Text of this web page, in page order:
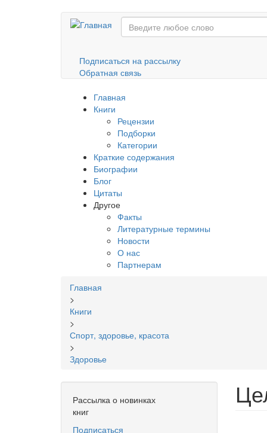
Подписаться на рассылку
Обратная связь
Главная
Книги
Рецензии
Подборки
Категории
Краткие содержания
Биографии
Блог
Цитаты
Другое
Факты
Литературные термины
Новости
О нас
Партнерам
Вы
здесь
Главная
>
Книги
>
Спорт, здоровье, красота
>
Здоровье
Рассылка о новинках
книг
Подписаться